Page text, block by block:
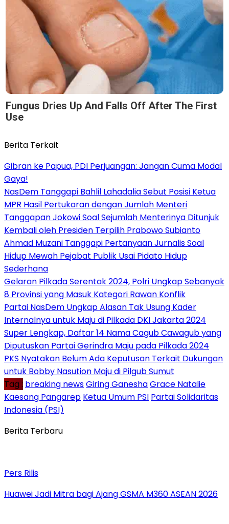
Fungus Dries Up And Falls Off After The First
Use
Berita Terkait
Gibran ke Papua, PDI Perjuangan: Jangan Cuma Modal
Gaya!
NasDem Tanggapi Bahlil Lahadalia Sebut Posisi Ketua
MPR Hasil Pertukaran dengan Jumlah Menteri
Tanggapan Jokowi Soal Sejumlah Menterinya Ditunjuk
Kembali oleh Presiden Terpilih Prabowo Subianto
Ahmad Muzani Tanggapi Pertanyaan Jurnalis Soal
Hidup Mewah Pejabat Publik Usai Pidato Hidup
Sederhana
Gelaran Pilkada Serentak 2024, Polri Ungkap Sebanyak
8 Provinsi yang Masuk Kategori Rawan Konflik
Partai NasDem Ungkap Alasan Tak Usung Kader
Internalnya untuk Maju di Pilkada DKI Jakarta 2024
Super Lengkap, Daftar 14 Nama Cagub Cawagub yang
Diputuskan Partai Gerindra Maju pada Pilkada 2024
PKS Nyatakan Belum Ada Keputusan Terkait Dukungan
untuk Bobby Nasution Maju di Pilgub Sumut
Tag : breaking newsGiring GaneshaGrace Natalie
Kaesang Pangarep Ketua Umum PSI Partai Solidaritas
Indonesia (PSI)
Berita Terbaru
Pers Rilis
Huawei Jadi Mitra bagi Ajang GSMA M360 ASEAN 2026